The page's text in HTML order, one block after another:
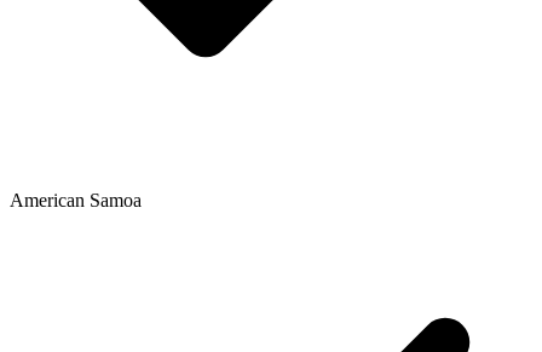
American Samoa